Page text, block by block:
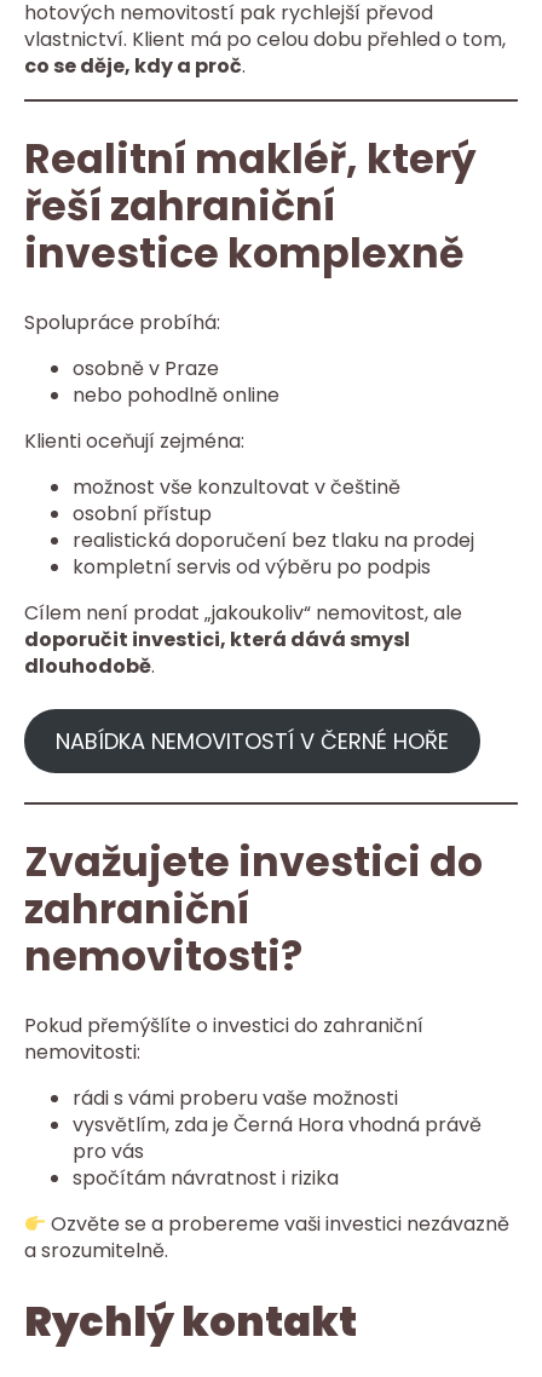
hotových nemovitostí pak rychlejší převod
vlastnictví. Klient má po celou dobu přehled o tom,
co se děje, kdy a proč.
Realitní makléř, který
řeší zahraniční
investice komplexně
Spolupráce probíhá:
osobně v Praze
nebo pohodlně online
Klienti oceňují zejména:
možnost vše konzultovat v češtině
osobní přístup
realistická doporučení bez tlaku na prodej
kompletní servis od výběru po podpis
Cílem není prodat „jakoukoliv“ nemovitost, ale
doporučit investici, která dává smysl
dlouhodobě.
NABÍDKA NEMOVITOSTÍ V ČERNÉ HOŘE
Zvažujete investici do
zahraniční
nemovitosti?
Pokud přemýšlíte o investici do zahraniční
nemovitosti:
rádi s vámi proberu vaše možnosti
vysvětlím, zda je Černá Hora vhodná právě
pro vás
spočítám návratnost i rizika
Ozvěte se a probereme vaši investici nezávazně
a srozumitelně.
Rychlý kontakt